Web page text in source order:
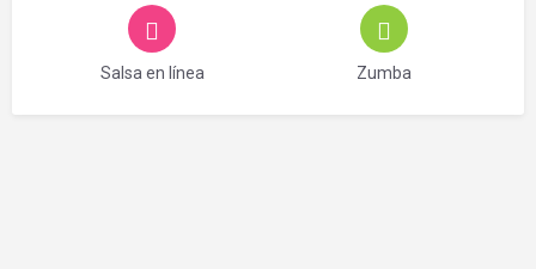
Salsa en línea Zumba